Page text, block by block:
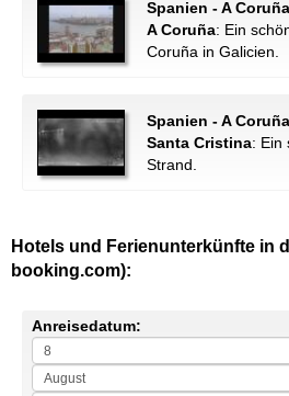
Spanien - A
A Coruña: Ein
Coruña in Galicien.
Spanien - A
Santa Cristina: Ein
Strand.
Hotels und Ferienunterkünfte in
booking.com):
Anreisedatum: